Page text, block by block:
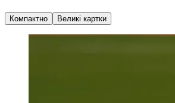
Компактно Великі картки